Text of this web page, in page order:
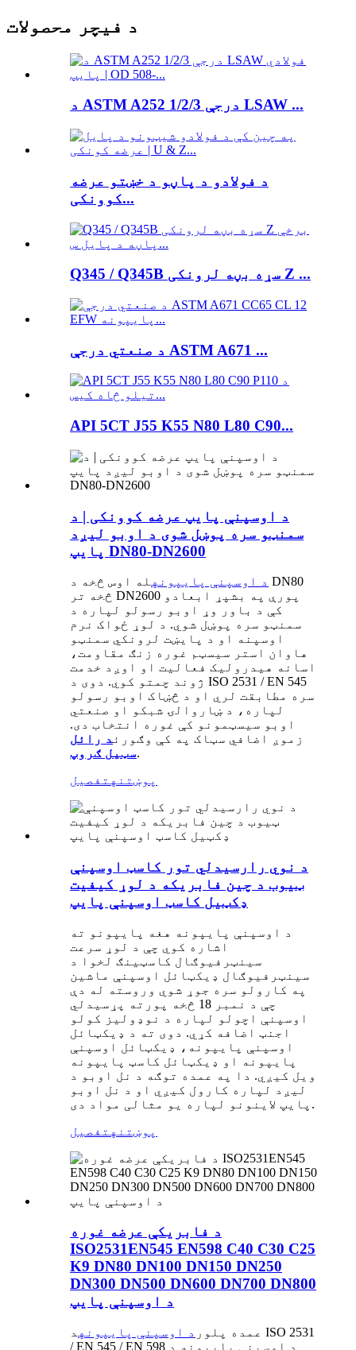
د فیچر محصولات
د ASTM A252 درجې 1/2/3 LSAW ...
د فولادو د پاڼو د خښتو عرضه
کوونکی...
Q345 / Q345B سړه بڼه لرونکی Z ...
د صنعتي درجې ASTM A671 ...
API 5CT J55 K55 N80 L80 C90...
د اوسپنې پایپ عرضه کوونکی | د
سمنټو سره پوښل شوی د اوبو لیږد
پایپ DN80-DN2600
د اوسپنې پایپونه له اوس څخه د DN80
څخه تر DN2600 پورې په بشپړ ابعادو
کې د باور وړ اوبو رسولو لپاره د
سمنټو سره پوښل شوي. د لوړ ځواک نرم
اوسپنه او د پایښت لرونکي سمنټو
هاوان استر سیسټم غوره زنګ مقاومت،
اسانه هیدرولیک فعالیت او اوږد خدمت
ژوند چمتو کوي. دوی د ISO 2531 / EN 545
سره مطابقت لري او د څښاک اوبو رسولو
لپاره، د ښاروالۍ شبکو او صنعتي
اوبو سیسټمونو کې غوره انتخاب دی.
زموږ اضافي سټاک په کې وګورئد رائل
سټیل ګروپ.
پوښتنه تفصیل
د نوي رارسیدلي تور کاسټ اوسپنې
ټیوب د چین فابریکه د لوړ کیفیت
ډکټیل کاسټ اوسپنې پایپ
د اوسپنې پایپونه هغه پایپونو ته
اشاره کوي چې د لوړ سرعت
سینټرفیوګال کاسټینګ لخوا د
سینټرفیوګال ډیکټائل اوسپنې ماشین
په کارولو سره جوړ شوي وروسته له دې
چې د نمبر 18 څخه پورته پړسیدلي
اوسپنې اچولو لپاره د نوډولیز کولو
اجنټ اضافه کړي. دوی ته د ډیکټائل
اوسپنې پایپونه، ډیکټائل اوسپنې
پایپونه او ډیکټائل کاسټ پایپونه
ویل کیږي. دا په عمده توګه د نل اوبو د
لیږد لپاره کارول کیږي او د نل اوبو
پایپ لاینونو لپاره یو مثالی مواد دی.
پوښتنه تفصیل
د فابریکې عرضه غوره
ISO2531EN545 EN598 C40 C30 C25
K9 DN80 DN100 DN150 DN250
DN300 DN500 DN600 DN700 DN800
د اوسپنې پایپ
عمده پلور د اوسپنې پایپونه د ISO 2531
/ EN 545 / EN 598 د اوسپنې پایپونه د